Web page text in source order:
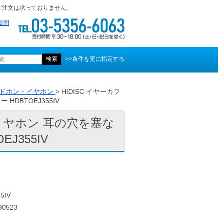
文は承っておりません。
問
>>条件を更に指定する
ホン・イヤホン > HIDISC イヤーカフ
HDBTOEJ355IV
ホン 耳の穴を塞な